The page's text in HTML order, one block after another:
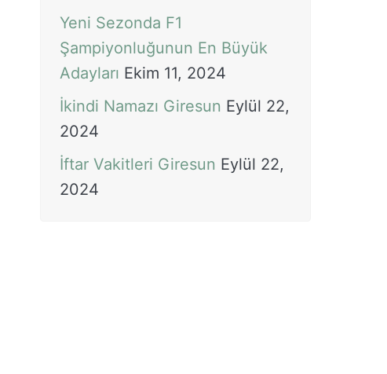
Yeni Sezonda F1
Şampiyonluğunun En Büyük
Adayları Ekim 11, 2024
İkindi Namazı Giresun Eylül 22,
2024
İftar Vakitleri Giresun Eylül 22,
2024